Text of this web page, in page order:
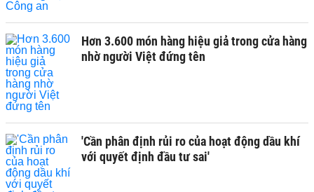
Hơn 3.600 món hàng hiệu giả trong cửa hàng
nhờ người Việt đứng tên
'Cần phân định rủi ro của hoạt động dầu khí
với quyết định đầu tư sai'